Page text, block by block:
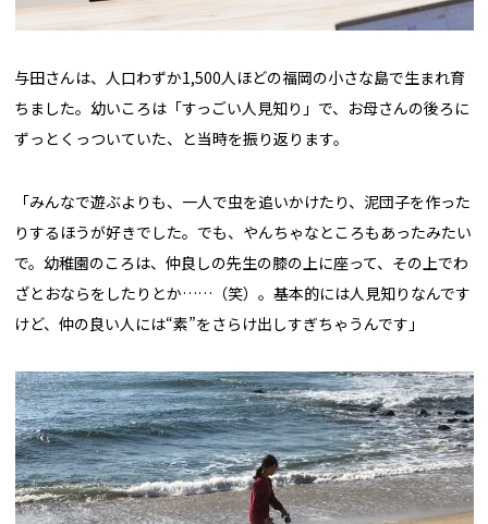
与田さんは、人口わずか1,500人ほどの福岡の小さな島で生まれ育
ちました。幼いころは「すっごい人見知り」で、お母さんの後ろに
ずっとくっついていた、と当時を振り返ります。
「みんなで遊ぶよりも、一人で虫を追いかけたり、泥団子を作った
りするほうが好きでした。でも、やんちゃなところもあったみたい
で。幼稚園のころは、仲良しの先生の膝の上に座って、その上でわ
ざとおならをしたりとか……（笑）。基本的には人見知りなんです
けど、仲の良い人には“素”をさらけ出しすぎちゃうんです」